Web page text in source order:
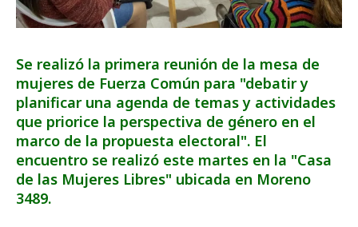
Se realizó la primera reunión de la mesa de
mujeres de Fuerza Común para "debatir y
planificar una agenda de temas y actividades
que priorice la perspectiva de género en el
marco de la propuesta electoral". El
encuentro se realizó este martes en la "Casa
de las Mujeres Libres" ubicada en Moreno
3489.